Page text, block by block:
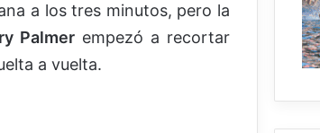
a los tres minutos, pero la
Palmerempezó a recortar
a vuelta.